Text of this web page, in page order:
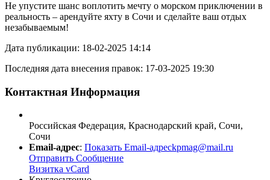
Не упустите шанс воплотить мечту о морском приключении в
реальность – арендуйте яхту в Сочи и сделайте ваш отдых
незабываемым!
Дата публикации: 18-02-2025 14:14
Последняя дата внесения правок: 17-03-2025 19:30
Контактная Информация
Российская Федерация, Краснодарский край, Сочи,
Сочи
Email-адрес: Показать Email-адресkpmag@mail.ru
Отправить Сообщение
Визитка vCard